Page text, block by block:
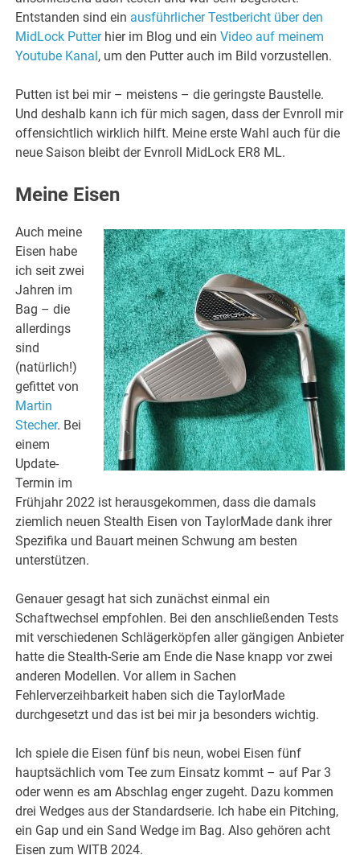
Entstanden sind ein ausführlicher Testbericht über den
MidLock Putterhier im Blog und einVideo auf meinem
Youtube Kanal , um den Putter auch im Bild vorzustellen.
Putten ist bei mir – meistens – die geringste Baustelle.
Und deshalb kann ich für mich sagen, dass der Evnroll mir
offensichtlich wirklich hilft. Meine erste Wahl auch für die
neue Saison bleibt der Evnroll MidLock ER8 ML.
Meine Eisen
Auch meine
Eisen habe
ich seit zwei
Jahren im
Bag – die
allerdings
sind
(natürlich!)
gefittet von
Martin
Stecher. Bei
einem
Update-
Termin im
Frühjahr 2022 ist herausgekommen, dass die damals
ziemlich neuen Stealth Eisen von TaylorMade dank ihrer
Spezifika und Bauart meinen Schwung am besten
unterstützen.
Genauer gesagt hat sich zunächst einmal ein
Schaftwechsel empfohlen. Bei den anschließenden Tests
mit verschiedenen Schlägerköpfen aller gängigen Anbieter
hatte die Stealth-Serie am Ende die Nase knapp vor zwei
anderen Modellen. Vor allem in Sachen
Fehlerverzeihbarkeit haben sich die TaylorMade
durchgesetzt und das ist bei mir ja besonders wichtig.
Ich spiele die Eisen fünf bis neun, wobei Eisen fünf
hauptsächlich vom Tee zum Einsatz kommt – auf Par 3
oder wenn es am Abschlag enger zugeht. Dazu kommen
drei Wedges aus der Standardserie. Ich habe ein Pitching,
ein Gap und ein Sand Wedge im Bag. Also gehören acht
Eisen zum WITB 2024.